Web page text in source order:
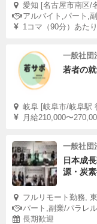
愛知 [名古屋市南区/
アルバイト,パート,
1コマ（90分）あた
一般社団
若者の
岐阜 [岐阜市/岐阜駅
月給210,000〜
一般社団
日本成
源・炭
フルリモート勤務,
パート,副業/パラレ
長期歓迎